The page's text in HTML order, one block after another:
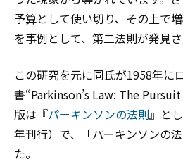
予算として使い切り、その上で
を事例として、第二法則が発見さ
この研究を元に同氏が1958年に
書“Parkinson’s Law: The
版は『パーキンソンの法則』と
年刊行）で、「パーキンソンの
た。